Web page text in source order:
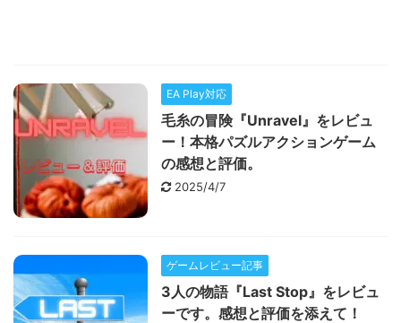
EA Play対応
毛糸の冒険『Unravel』をレビュ
ー！本格パズルアクションゲーム
の感想と評価。
2025/4/7
ゲームレビュー記事
3人の物語『Last Stop』をレビュ
ーです。感想と評価を添えて！